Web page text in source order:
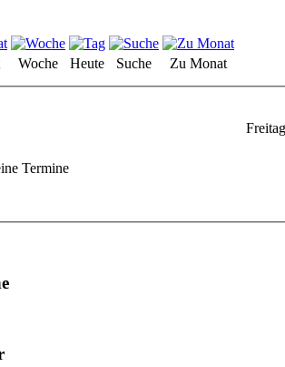
Woche Heute Suche
Zu Monat
Termine